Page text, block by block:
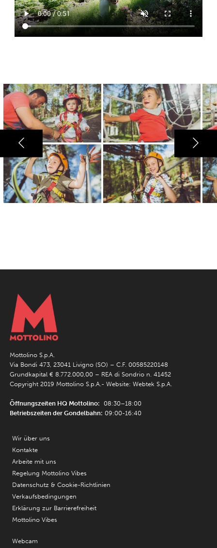
Mottolino S.p.A.
Via Bondi 473, 23041 Livigno (SO) – C.F. 00585220148
Grundkapital € 8.772.000,00 – REA di Sondrio n. 41452
Copyright 2019 Mottolino S.p.A.- Website: Webtek S.p.A.
Öffnungszeiten HQ Mottolino: 08:30–18:00
Betriebszeiten der Gondelbahn: 09:00-16:40
Wir über uns
Kontakte
Arbeite mit uns
Regelung Mottolino Vibes
Datenschutz & Cookie-Richtlinien
Verkaufsbedingungen
Erklärung zur Barrierefreiheit
Mottolino Vibes
Webcam